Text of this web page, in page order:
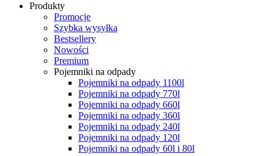
Produkty
Promocje
Szybka wysyłka
Bestsellery
Nowości
Premium
Pojemniki na odpady
Pojemniki na odpady 1100l
Pojemniki na odpady 770l
Pojemniki na odpady 660l
Pojemniki na odpady 360l
Pojemniki na odpady 240l
Pojemniki na odpady 120l
Pojemniki na odpady 60l i 80l